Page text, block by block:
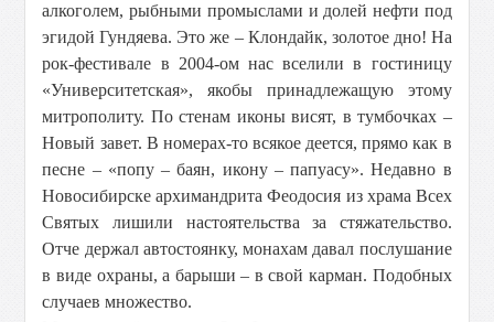
алкоголем, рыбными промыслами и долей нефти под
эгидой Гундяева. Это же – Клондайк, золотое дно! На
рок-фестивале в 2004-ом нас вселили в гостиницу
«Университетская», якобы принадлежащую этому
митрополиту. По стенам иконы висят, в тумбочках –
Новый завет. В номерах-то всякое деется, прямо как в
песне – «попу – баян, икону – папуасу». Недавно в
Новосибирске архимандрита Феодосия из храма Всех
Святых лишили настоятельства за стяжательство.
Отче держал автостоянку, монахам давал послушание
в виде охраны, а барыши – в свой карман. Подобных
случаев множество.